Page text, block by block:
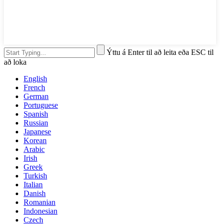
Ýttu á Enter til að leita eða ESC til
að loka
English
French
German
Portuguese
Spanish
Russian
Japanese
Korean
Arabic
Irish
Greek
Turkish
Italian
Danish
Romanian
Indonesian
Czech